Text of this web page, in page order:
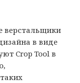
верстальщики
в виде
Crop Tool в